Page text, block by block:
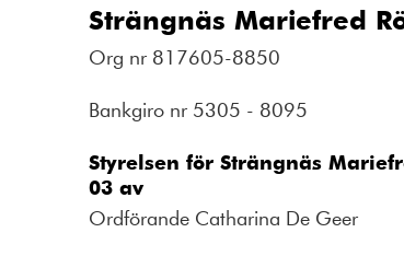
Strängnäs Mariefred
Org nr 817605-8850
Bankgiro nr 5305 - 8095
Styrelsen för Strängnäs
03 av
Ordförande Catharina De Geer